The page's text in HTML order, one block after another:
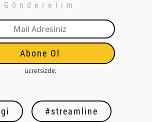
Gönderelim
Abone Ol
ücretsizdir.
#streamline